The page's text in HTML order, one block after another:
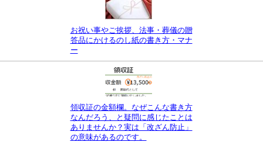
お祝い事やご挨拶、法事・葬儀の贈
答品にかけるのし紙の書き方・マナ
ー
領収証の金額欄。なぜこんな書き方
なんだろう、と疑問に感じたことは
ありませんか？実は「改ざん防止」
の意味があるのです。